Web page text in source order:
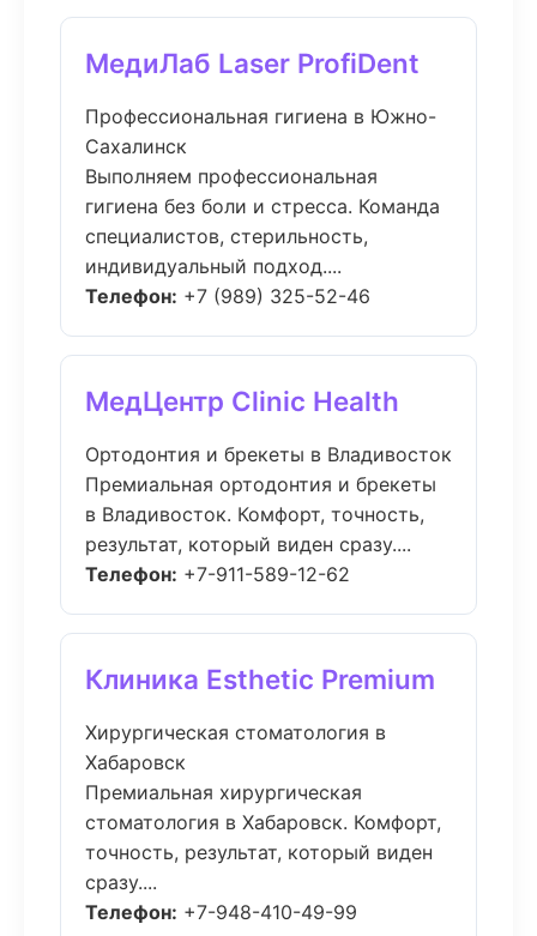
МедиЛаб Laser ProfiDent
Профессиональная гигиена в Южно-
Сахалинск
Выполняем профессиональная
гигиена без боли и стресса. Команда
специалистов, стерильность,
индивидуальный подход....
Телефон: +7 (989) 325-52-46
МедЦентр Clinic Health
Ортодонтия и брекеты в Владивосток
Премиальная ортодонтия и брекеты
в Владивосток. Комфорт, точность,
результат, который виден сразу....
Телефон: +7-911-589-12-62
Клиника Esthetic Premium
Хирургическая стоматология в
Хабаровск
Премиальная хирургическая
стоматология в Хабаровск. Комфорт,
точность, результат, который виден
сразу....
Телефон: +7-948-410-49-99